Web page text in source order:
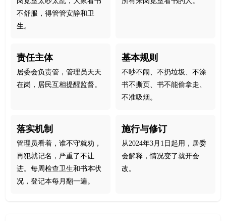
不舒服，得管管安静和卫
生。
责任主体
居委会负责管，管理员天天
在岗，居民互相提醒监督。
基本规则
不吵不闹、不扔垃圾、不涂
书不撕页、书不能偷拿走、
不准吸烟。
落实机制
管理员看着，谁不守就劝，
再犯就记名，严重了不让
进。每周检查卫生和书本状
况，登记本每月翻一遍。
施行与修订
从2024年3月1日起用，居委
会解释，情况变了就开会
改。